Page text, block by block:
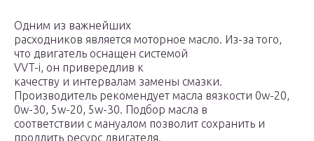
Одним из важнейших
расходников является моторное масло. Из-за того,
что двигатель оснащен системой
VVT-i, он привередлив к
качеству и интервалам замены смазки.
Производитель рекомендует масла вязкости 0w-20,
0w-30, 5w-20, 5w-30. Подбор масла в
соответствии с мануалом позволит сохранить и
продлить ресурс двигателя.